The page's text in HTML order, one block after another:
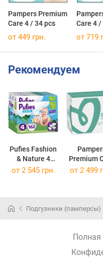
Pampers Premium
Care 4 / 34 pcs
Care 4 /
от 449 грн. от 719
Рекомендуем
Pufies Fashion
& Nature 4
/ 162 pcs
Premium
4 / 168
от 2 545 грн. от 2 499
Подгузники (памперсы)
Полная